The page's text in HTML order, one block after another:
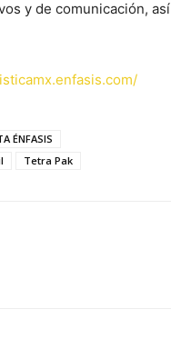
y de comunicación,
ÉNFASIS
Tetra Pak